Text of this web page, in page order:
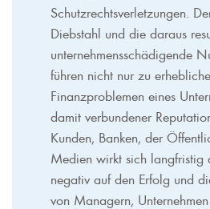
Schutzrechtsverletzungen.
Diebstahl und die daraus
unternehmensschädigende
führen nicht nur zu
Finanzproblemen eines
damit verbundener
Kunden, Banken, der
Medien wirkt sich langfristig
negativ auf den Erfolg und
von Managern,